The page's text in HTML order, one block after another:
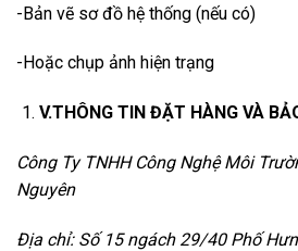
-Bản vẽ sơ đồ hệ thống (nếu có)
-Hoặc chụp ảnh hiện trạng
V.THÔNG TIN ĐẶT HÀNG VÀ
Công Ty TNHH Công Nghệ Môi
Nguyên
Địa chỉ: Số 15 ngách 29/40 Phố